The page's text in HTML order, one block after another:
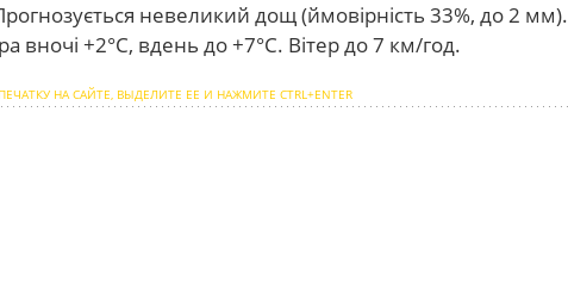
невеликий дощ (ймовірність 33%, до 2 мм).
вночі +2°С, вдень до +7°С. Вітер до 7 км/год.
НА САЙТЕ, ВЫДЕЛИТЕ ЕЕ И НАЖМИТЕ CTRL+ENTER